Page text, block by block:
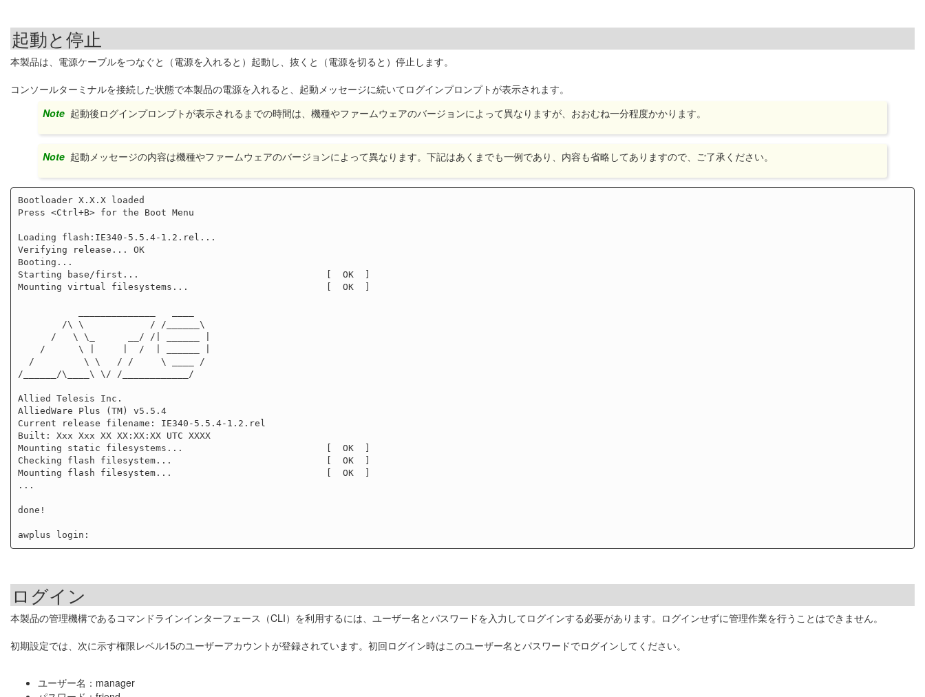
起動と停止
本製品は、電源ケーブルをつなぐと（電源を入れると）起動し、抜くと（電源を切ると）停止します。
コンソールターミナルを接続した状態で本製品の電源を入れると、起動メッセージに続いてログインプロンプトが表示されます。
Note 起動後ログインプロンプトが表示されるまでの時間は、機種やファームウェアのバージョンによって異なりますが、おおむね一分程度かかります。
Note 起動メッセージの内容は機種やファームウェアのバージョンによって異なります。下記はあくまでも一例であり、内容も省略してありますので、ご了承ください。
Bootloader X.X.X loaded
Press <Ctrl+B> for the Boot Menu
Loading flash:IE340-5.5.4-1.2.rel...
Verifying release... OK
Booting...
Starting base/first...                                  [  OK  ]
Mounting virtual filesystems...                         [  OK  ]
/______/\____\ \/ /____________/
Allied Telesis Inc.
AlliedWare Plus (TM) v5.5.4
Current release filename: IE340-5.5.4-1.2.rel
Built: Xxx Xxx XX XX:XX:XX UTC XXXX
Mounting static filesystems...                          [  OK  ]
Checking flash filesystem...                            [  OK  ]
Mounting flash filesystem...                            [  OK  ]
...
done!
ログイン
本製品の管理機構であるコマンドラインインターフェース（CLI）を利用するには、ユーザー名とパスワードを入力してログインする必要があります。ログインせずに管理作業を行うことはできません。
初期設定では、次に示す権限レベル15のユーザーアカウントが登録されています。初回ログイン時はこのユーザー名とパスワードでログインしてください。
ユーザー名：manager